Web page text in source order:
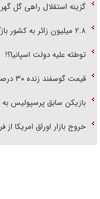
گزینه استقلال راهی گل
۲.۸ میلیون زائر به کشور بازگشتند
توطئه علیه دولت اسپانیا؟!
قیمت گوسفند زنده ۳۰ درصد کاهش یافت؛ گوشت ارزان نشد
بازیکن سابق پرسپولیس به
خروج بازار اوراق امریکا از